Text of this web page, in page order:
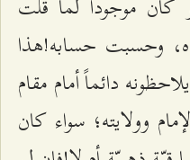
وحسبت حسابه!هذا
دائماً أمام مقام
وولايته؛ سواء كان